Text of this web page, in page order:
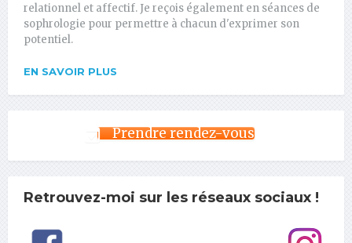
relationnel et affectif. Je reçois également en séances de
sophrologie pour permettre à chacun d'exprimer son
potentiel.
EN SAVOIR PLUS
Prendre rendez-vous
Retrouvez-moi sur les réseaux sociaux !